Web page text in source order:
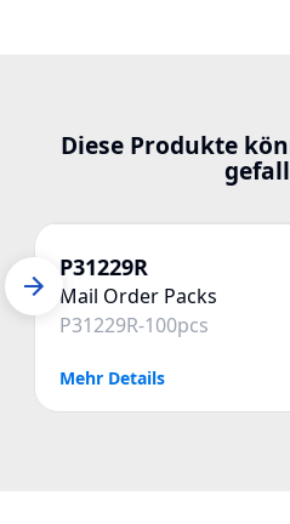
Diese Produkte
P31229R
Mail Order Packs
P31229R-100pcs
Mehr Details